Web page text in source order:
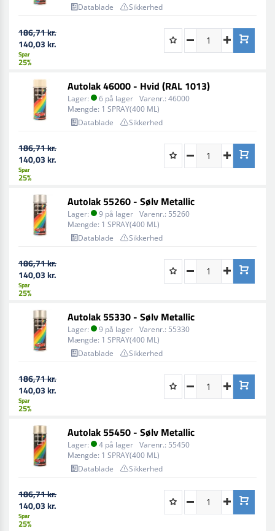
Datablade Sikkerhed
186,71 kr.
140,03 kr.
Spar
25%
Autolak 46000 - Hvid (RAL 1013)
Lager: 6 på lager Varenr.: 46000
Mængde: 1 SPRAY(400 ML)
Datablade
Sikkerhed
186,71 kr.
140,03 kr.
Spar
25%
Autolak 55260 - Sølv Metallic
Lager: 9 på lager Varenr.: 55260
Mængde: 1 SPRAY(400 ML)
Datablade
Sikkerhed
186,71 kr.
140,03 kr.
Spar
25%
Autolak 55330 - Sølv Metallic
Lager: 9 på lager Varenr.: 55330
Mængde: 1 SPRAY(400 ML)
Datablade
Sikkerhed
186,71 kr.
140,03 kr.
Spar
25%
Autolak 55450 - Sølv Metallic
Lager: 4 på lager Varenr.: 55450
Mængde: 1 SPRAY(400 ML)
Datablade
Sikkerhed
186,71 kr.
140,03 kr.
Spar
25%